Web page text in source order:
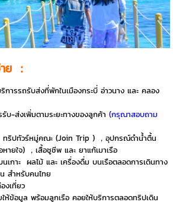
ย ：
การรถรับส่งที่พักในเมืองกระบี่ อ่าวนาง และ คลอง
บ-ส่งเพิ่มตามระยะทางของลูกค้า (กรุณาสอบถาม
ทริปทัวร์หมู่คณะ (Join Trip ) ，อุปกรณ์ดำน้ำตื้น
ยใจ) ，เสื้อชูชีพ และ ยาแก้เมาเรือ
เกาะ ผลไม้ และ เครื่องดื่ม บนเรือตลอดการเดินทาง
สำหรับคนไทย
งเที่ยว
ห้ข้อมูล พร้อมลูกเรือ คอยให้บริการตลอดทริปเดิน